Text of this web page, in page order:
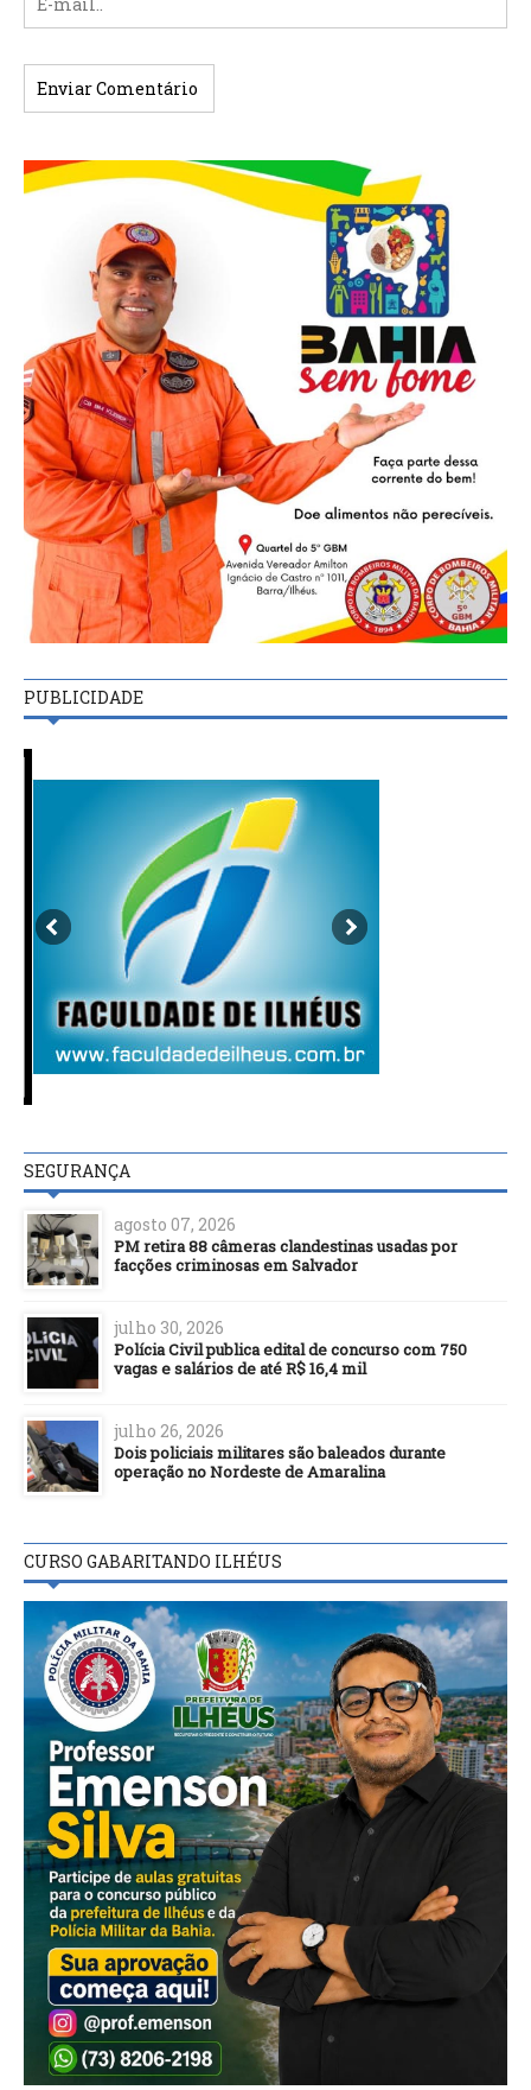
PUBLICIDADE
SEGURANÇA
agosto 07, 2026
PM retira 88 câmeras clandestinas usadas por
facções criminosas em Salvador
julho 30, 2026
Polícia Civil publica edital de concurso com 750
vagas e salários de até R$ 16,4 mil
julho 26, 2026
Dois policiais militares são baleados durante
operação no Nordeste de Amaralina
CURSO GABARITANDO ILHÉUS